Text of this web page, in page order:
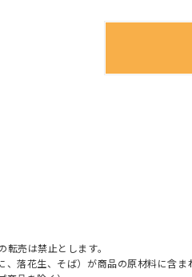
売は禁止とします。
落花生、そば）が商品の原材料に含